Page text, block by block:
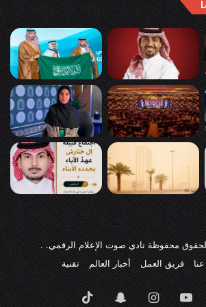
محفوظة نادي صوت الإعلام الرقمي. .
عنا فريق العمل أخبار العالم تقنية
‫YouTubeانستقرامسناب ‫TikTok